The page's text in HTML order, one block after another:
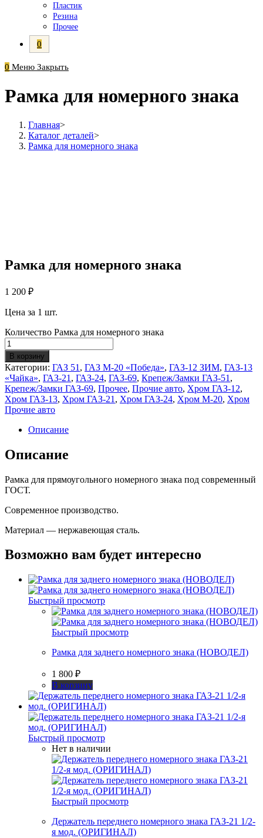
Пластик
Резина
Прочее
0
0 Меню Закрыть
Рамка для номерного знака
Главная>
Каталог деталей>
Рамка для номерного знака
Рамка для номерного знака
1 200 ₽
Цена за 1 шт.
Количество Рамка для номерного знака
В корзину
Категории: ГАЗ 51 , ГАЗ М-20 «Победа», ГАЗ-12 ЗИМ, ГАЗ-13
«Чайка», ГАЗ-21 , ГАЗ-24, ГАЗ-69, Крепеж/Замки ГАЗ-51 ,
Крепеж/Замки ГАЗ-69, Прочее, Прочие авто, Хром ГАЗ-12,
Хром ГАЗ-13, Хром ГАЗ-21 , Хром ГАЗ-24, Хром М-20, Хром
Прочие авто
Описание
Описание
Рамка для прямоугольного номерного знака под современный
ГОСТ.
Современное производство.
Материал — нержавеющая сталь.
Возможно вам будет интересно
Быстрый просмотр
Быстрый просмотр
Рамка для заднего номерного знака (НОВОДЕЛ)
1 800 ₽
В корзину
Быстрый просмотр
Нет в наличии
Быстрый просмотр
Держатель переднего номерного знака ГАЗ-21 1/2-
я мод. (ОРИГИНАЛ)